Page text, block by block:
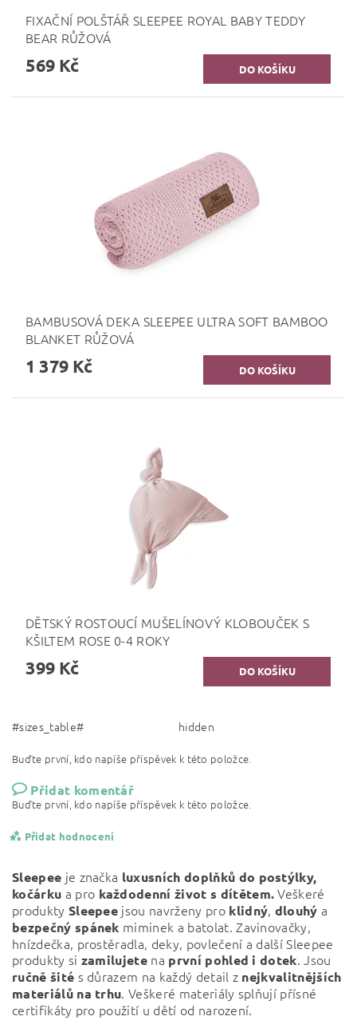
FIXAČNÍ POLŠTÁŘ SLEEPEE ROYAL BABY TEDDY
BEAR RŮŽOVÁ
569 Kč
BAMBUSOVÁ DEKA SLEEPEE ULTRA SOFT BAMBOO
BLANKET RŮŽOVÁ
1 379 Kč
DĚTSKÝ ROSTOUCÍ MUŠELÍNOVÝ KLOBOUČEK S
KŠILTEM ROSE 0-4 ROKY
399 Kč
#sizes_table# hidden
Buďte první, kdo napíše příspěvek k této položce.
Přidat komentář
Buďte první, kdo napíše příspěvek k této položce.
Přidat hodnocení
Sleepee je značka luxusních doplňků do postýlky,
kočárku a pro každodenní život s dítětem.Veškeré
produkty Sleepee jsou navrženy pro klidný, dlouhý a
bezpečný spánek miminek a batolat. Zavinovačky,
hnízdečka, prostěradla, deky, povlečení a další Sleepee
produkty si zamilujete na první pohled i dotek. Jsou
ručně šité s důrazem na každý detail z nejkvalitnějších
materiálů na trhu. Veškeré materiály splňují přísné
certifikáty pro použití u dětí od narození.